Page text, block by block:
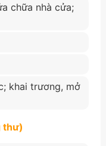
chữa nhà cửa;
khai trương, mở
thư)